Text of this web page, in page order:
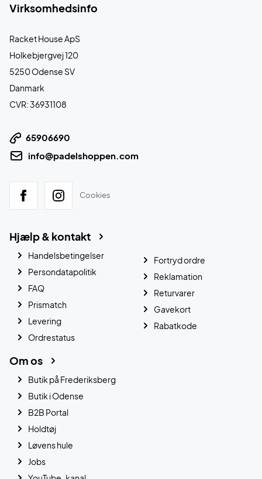
Virksomhedsinfo
Racket House ApS
Holkebjergvej 120
5250 Odense SV
Danmark
CVR: 36931108
65906690
info@padelshoppen.com
Cookies
Hjælp & kontakt
Handelsbetingelser
Persondatapolitik
FAQ
Prismatch
Levering
Ordrestatus
Fortryd ordre
Reklamation
Returvarer
Gavekort
Rabatkode
Om os
Butik på Frederiksberg
Butik i Odense
B2B Portal
Holdtøj
Løvens hule
Jobs